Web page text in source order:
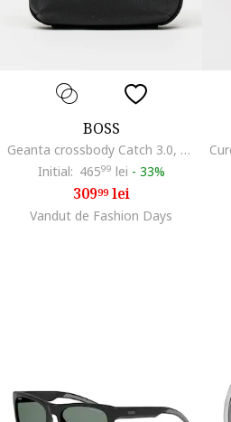
BOSS
Geanta crossbody Catch 3.0, Negru
Initial: 46599 lei - 33%
30999lei
Vandut de Fashion Days